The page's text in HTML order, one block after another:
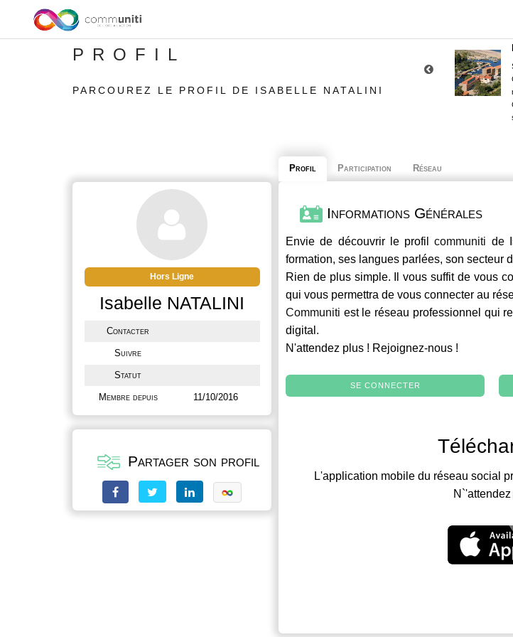
PROFIL
PARCOUREZ LE PROFIL DE ISABELLE NATALINI
Hors Ligne
Isabelle NATALINI
Contacter
Suivre
Statut
Membre depuis 11/10/2016
Partager son profil
Profil Participation Réseau
Informations Générales
Envie de découvrir le profilcommuniti de
formation, ses langues parlées, son secteur
Rien de plus simple. Il vous suffit de vous
qui vous permettra de vous connecter au
Communiti est le réseau professionnel qui
digital.
N'attendez plus ! Rejoignez-nous !
SE CONNECTER
L'application mobile du réseau social